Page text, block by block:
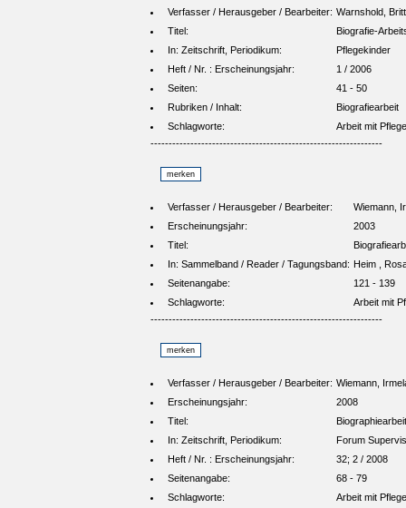
Verfasser / Herausgeber / Bearbeiter: Warnshold,
Titel:
Biografie-
In: Zeitschrift, Periodikum:
Pflegekinder
Heft / Nr. : Erscheinungsjahr:
1 / 2006
Seiten:
41 - 50
Rubriken / Inhalt:
Biografiearbeit
Schlagworte:
Arbeit mit
----------------------------------------------------------------
Verfasser / Herausgeber / Bearbeiter:
Wiemann,
Erscheinungsjahr:
2003
Titel:
In: Sammelband / Reader / Tagungsband: Heim ,
Seitenangabe:
121 - 139
Schlagworte:
Arbeit mit
----------------------------------------------------------------
Verfasser / Herausgeber / Bearbeiter: Wiemann,
Erscheinungsjahr:
2008
Titel:
In: Zeitschrift, Periodikum:
Forum
Heft / Nr. : Erscheinungsjahr:
32; 2 / 2008
Seitenangabe:
68 - 79
Schlagworte:
Arbeit mit